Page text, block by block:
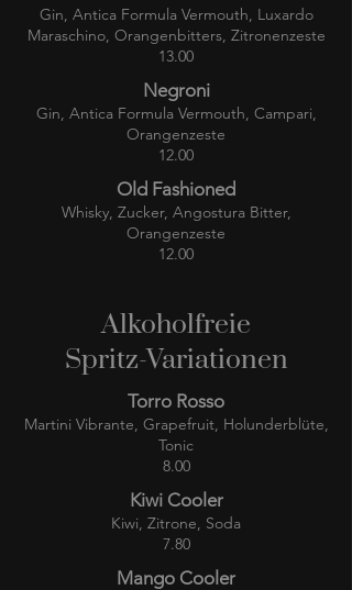
Gin, Antica Formula Vermouth, Luxardo
Maraschino, Orangenbitters, Zitronenzeste
13.00
Negroni
Gin, Antica Formula Vermouth, Campari,
Orangenzeste
12.00
Old Fashioned
Whisky, Zucker, Angostura Bitter,
Orangenzeste
12.00
Alkoholfreie
Spritz-Variationen
Torro Rosso
Martini Vibrante, Grapefruit, Holunderblüte,
Tonic
8.00
Kiwi Cooler
Kiwi, Zitrone, Soda
7.80
Mango Cooler